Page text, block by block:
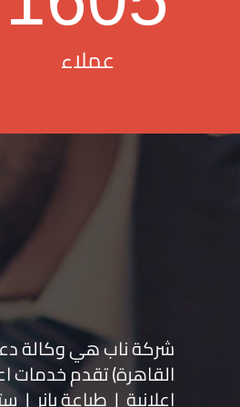
عملاء
شركة ناب هي وكالة
القاهرة) تقدم خدمات
اعلانية | طباعة بانر |